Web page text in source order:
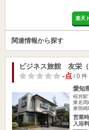
楽天
関連情報から探す
ビジネス旅館 友栄（
-点/ 0 件
愛知
桜井
東名岡
東岡崎
営業
入浴